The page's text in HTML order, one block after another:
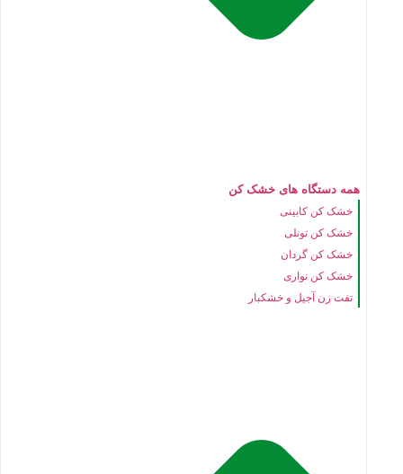
همه دستگاه های خشک کن
خشک کن کابینی
خشک کن تونلی
خشک کن گردان
خشک کن نواری
تفت زن آجیل و خشکبار